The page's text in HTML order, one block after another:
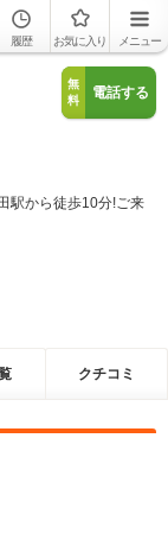
履歴 お気に入り メニュー
無
料
電話する
駅から徒歩10分!ご来
クチコミ